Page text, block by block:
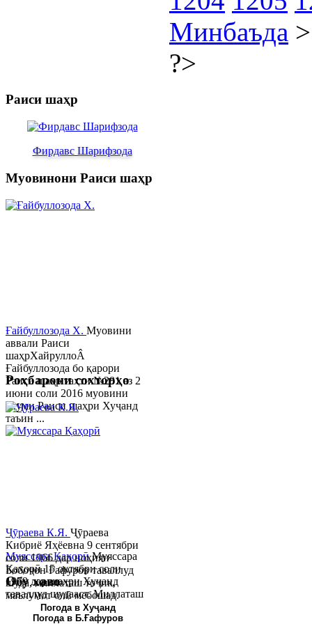
Минбаъда
?>
Раиси шаҳр
Фирдавс Шарифзода
Муовинони Раиси шаҳр
Ғайбуллозода Х. Муовини
аввали Раиси
шаҳрХайруллоÂ
Ғайбуллозода бо қарори
Раиси шаҳр таҳти №281 аз 2
июни соли 2016 муовини
якуми Раиси шаҳри Хуҷанд
таъин ...
Муяссара ҚаҳорӣМуяссара
Қаҳорӣ 15 октябри соли
1979 дар шаҳри Хуҷанд
таваллуд шудааст. Миллаташ
тоҷик. Маълумот олӣ. Соли
2002 Донишгоҳи давлатии
Роҳбарони сохторҳо
Ҷӯраева К.Я. Ҷӯраева
Кибриё Яҳёевна 9 сентябри
соли 1966 дар ноҳияи
Бобоҷон Ғафуров таваллуд
шуда, миллаташ тоҷик,
маълумот олӣ мебошад.
Соли 1997 Донишг...
Обу хаво
Погода в Хуҷанд
Погода в Б.Ғафуров